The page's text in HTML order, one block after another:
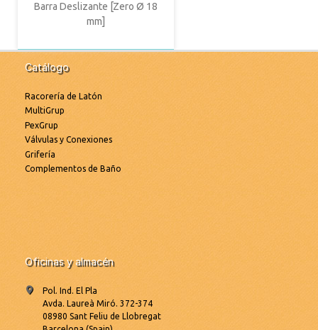
Barra Deslizante [Zero Ø 18
mm]
Catálogo
Racorería de Latón
MultiGrup
PexGrup
Válvulas y Conexiones
Grifería
Complementos de Baño
Oficinas y almacén
Pol. Ind. El Pla
Avda. Laureà Miró. 372-374
08980 Sant Feliu de Llobregat